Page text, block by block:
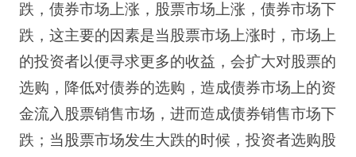
跌，债券市场上涨，股票市场上涨，债券市场下
跌，这主要的因素是当股票市场上涨时，市场上
的投资者以便寻求更多的收益，会扩大对股票的
选购，降低对债券的选购，造成债券市场上的资
金流入股票销售市场，进而造成债券销售市场下
跌；当股票市场发生大跌的时候，投资者选购股